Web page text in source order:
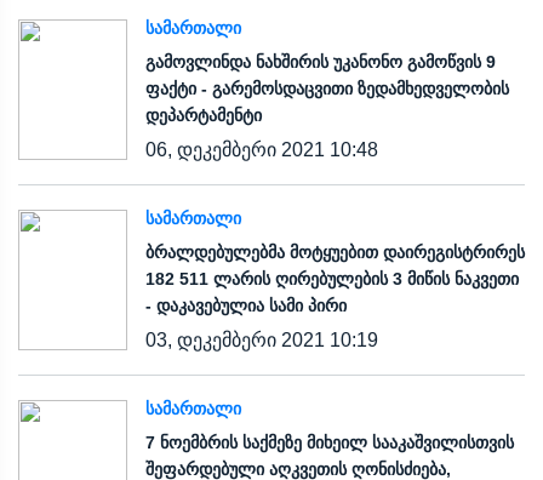
ᲡᲐᲛᲐᲠᲗᲐᲚᲘ
გამოვლინდა ნახშირის უკანონო გამოწვის 9
ფაქტი - გარემოსდაცვითი ზედამხედველობის
დეპარტამენტი
06, დეკემბერი 2021 10:48
ᲡᲐᲛᲐᲠᲗᲐᲚᲘ
ბრალდებულებმა მოტყუებით დაირეგისტრირეს
182 511 ლარის ღირებულების 3 მიწის ნაკვეთი
- დაკავებულია სამი პირი
03, დეკემბერი 2021 10:19
ᲡᲐᲛᲐᲠᲗᲐᲚᲘ
7 ნოემბრის საქმეზე მიხეილ სააკაშვილისთვის
შეფარდებული აღკვეთის ღონისძიება,